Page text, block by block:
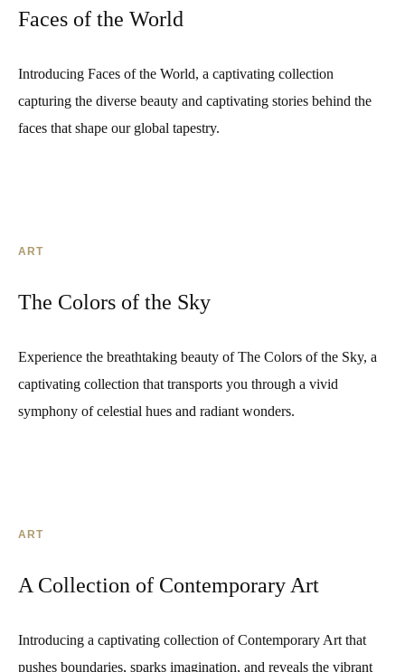
Faces of the World
Introducing Faces of the World, a captivating collection
capturing the diverse beauty and captivating stories behind the
faces that shape our global tapestry.
ART
The Colors of the Sky
Experience the breathtaking beauty of The Colors of the Sky, a
captivating collection that transports you through a vivid
symphony of celestial hues and radiant wonders.
ART
A Collection of Contemporary Art
Introducing a captivating collection of Contemporary Art that
pushes boundaries, sparks imagination, and reveals the vibrant